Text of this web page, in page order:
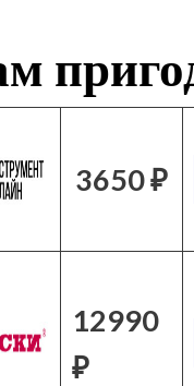
3650 ₽
12990
₽